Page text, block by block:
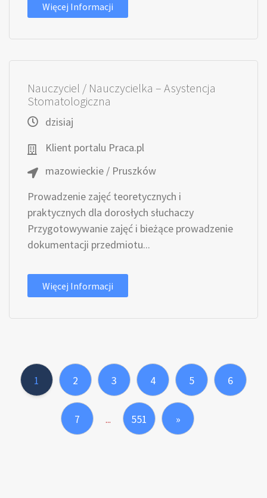
Więcej Informacji
Nauczyciel / Nauczycielka – Asystencja
Stomatologiczna
dzisiaj
Klient portalu Praca.pl
mazowieckie / Pruszków
Prowadzenie zajęć teoretycznych i
praktycznych dla dorosłych słuchaczy
Przygotowywanie zajęć i bieżące prowadzenie
dokumentacji przedmiotu...
Więcej Informacji
1 2 3 4 5 6
7 ... 551 »